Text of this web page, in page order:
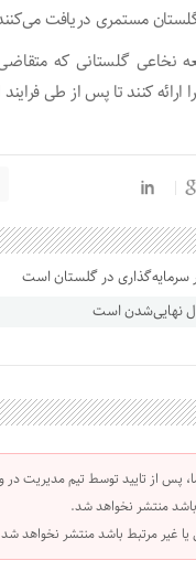
نخاعی گلستانی که
کنند تا پس از طی
نهایی‌شدن است
پس از تایید توسط تیم مدیریت
باشد منتشر نخواهد شد.
یا غیر مرتبط باشد منتشر نخواهد